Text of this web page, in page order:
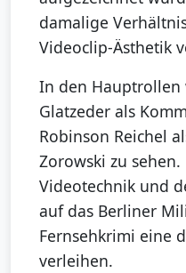
damalige
Videoclip-Ästhetik
In den Hauptrollen
Glatzeder als
Robinson Reichel
Zorowski zu
Videotechnik und
auf das Berliner
Fernsehkrimi eine
verleihen.